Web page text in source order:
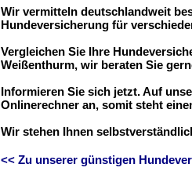
Wir vermitteln deutschlandweit
Hundeversicherung für
Vergleichen Sie Ihre
Weißenthurm, wir beraten Sie
Informieren Sie sich jetzt. Auf
Onlinerechner an, somit steht
Wir stehen Ihnen
<< Zu unserer günstigen